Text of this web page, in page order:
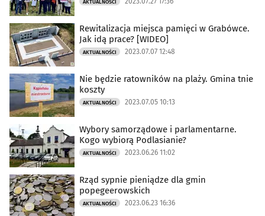
AKTUALNOŚCI
Rewitalizacja miejsca pamięci w Grabówce.
Jak idą prace? [WIDEO]
AKTUALNOŚCI 2023.07.07 12:48
Nie będzie ratowników na plaży. Gmina tnie
koszty
AKTUALNOŚCI 2023.07.05 10:13
Wybory samorządowe i parlamentarne.
Kogo wybiorą Podlasianie?
AKTUALNOŚCI 2023.06.26 11:02
Rząd sypnie pieniądze dla gmin
popegeerowskich
AKTUALNOŚCI 2023.06.23 16:36